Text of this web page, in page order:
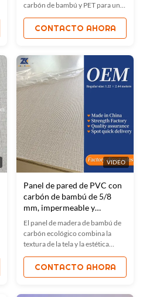
carbón de bambú y PET para un
acabado brillante y
duradero.Ideal para hoteles,
oficinas y residencias. respetuoso
formaldehído, fácil de instalar.
CONTACTO AHORA
VIDEO
Panel de pared de PVC con
carbón de bambú de 5/8
mm, impermeable y
resistente al fuego
El panel de madera de bambú de
carbón ecológico combina la
textura de la tela y la estética
natural para interiores elegantes.
a prueba de agua, a prueba de
fuego, a prueba de humedad y
CONTACTO AHORA